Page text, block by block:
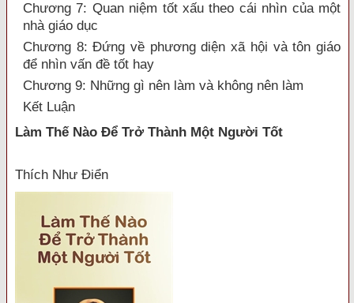
Chương 7: Quan niệm tốt xấu theo cái nhìn của một
nhà giáo dục
Chương 8: Đứng về phương diện xã hội và tôn giáo
để nhìn vấn đề tốt hay
Chương 9: Những gì nên làm và không nên làm
Kết Luận
Làm Thế Nào Để Trở Thành Một Người Tốt
Thích Như Điển